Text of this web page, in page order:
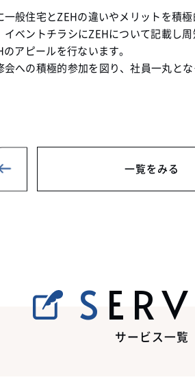
般住宅とZEHの違いやメリットを積極
イベントチラシにZEHについて記載し周
アピールを行ないます。
への積極的参加を図り、社員一丸とな
一覧をみる
サービス一覧